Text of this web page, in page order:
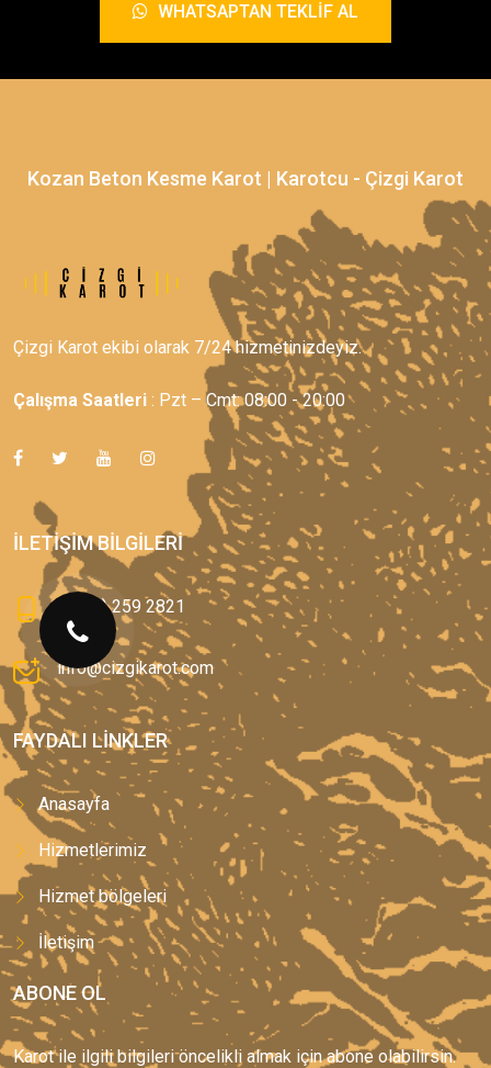
WHATSAPTAN TEKLIF AL
Kozan Beton Kesme Karot | Karotcu - Çizgi Karot
Çizgi Karot ekibi olarak 7/24 hizmetinizdeyiz.
Çalışma Saatleri : Pzt – Cmt: 08:00 - 20:00
İLETIŞIM BILGILERI
0(544) 259 2821
info@cizgikarot.com
FAYDALI LINKLER
Anasayfa
Hizmetlerimiz
Hizmet bölgeleri
İletişim
ABONE OL
Karot ile ilgili bilgileri öncelikli almak için abone olabilirsin.